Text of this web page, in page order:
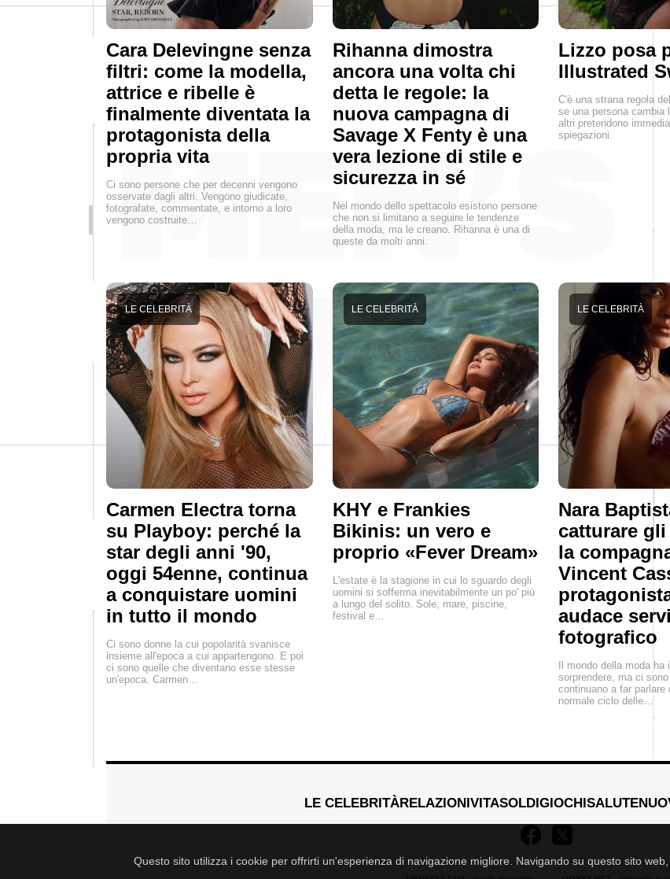
Cara Delevingne senza
filtri: come la modella,
attrice e ribelle è
finalmente diventata la
protagonista della
propria vita
Ci sono persone che per decenni vengono
osservate dagli altri. Vengono giudicate,
fotografate, commentate, e intorno a loro
vengono costruite…
Rihanna dimostra
ancora una volta chi
detta le regole: la
nuova campagna di
Savage X Fenty è una
vera lezione di stile e
sicurezza in sé
Nel mondo dello spettacolo esistono persone
che non si limitano a seguire le tendenze
della moda, ma le creano. Rihanna è una di
queste da molti anni.
Lizzo posa
Illustrated
C'è una strana regola
se una persona cambia
altri pretendono
spiegazioni.
Carmen Electra torna
su Playboy: perché la
star degli anni '90,
oggi 54enne, continua
a conquistare uomini
in tutto il mondo
LE CELEBRITÀ
Ci sono donne la cui popolarità svanisce
insieme all'epoca a cui appartengono. E poi
ci sono quelle che diventano esse stesse
un'epoca. Carmen…
KHY e Frankies
Bikinis: un vero e
proprio «Fever Dream»
LE CELEBRITÀ
L'estate è la stagione in cui lo sguardo degli
uomini si sofferma inevitabilmente un po' più
a lungo del solito. Sole, mare, piscine,
festival e…
Nara
catturare
la
Vincent
audace
fotografico
LE CELEBRITÀ
Il mondo della moda
sorprendere, ma ci
continuano a far parlare
normale ciclo delle…
LE CELEBRITÀRELAZIONIVITASOLDIGIOCHISALUTE
Questo sito utilizza i cookie per offrirti un'esperienza di navigazione migliore. Navigando su questo sito